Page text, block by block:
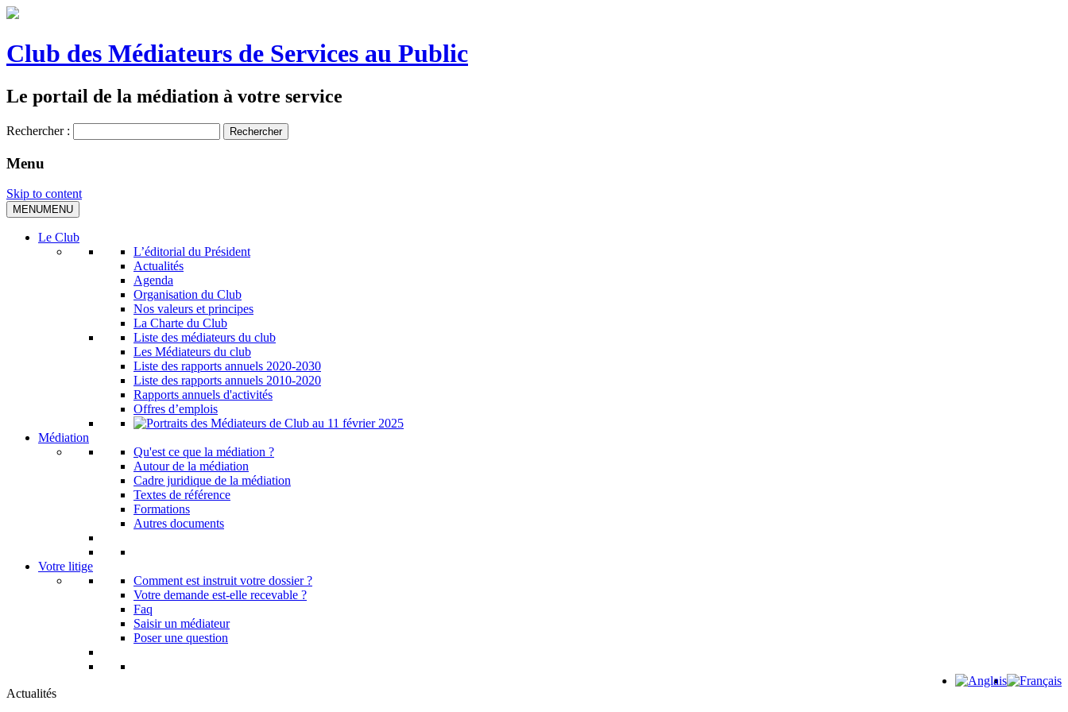
Club des Médiateurs de Services au Public
Le portail de la médiation à votre service
Rechercher :
Menu
Skip to content
MENUMENU
Le Club
L’éditorial du Président
Actualités
Agenda
Organisation du Club
Nos valeurs et principes
La Charte du Club
Liste des médiateurs du club
Les Médiateurs du club
Liste des rapports annuels 2020-2030
Liste des rapports annuels 2010-2020
Rapports annuels d'activités
Offres d’emplois
Médiation
Qu'est ce que la médiation ?
Autour de la médiation
Cadre juridique de la médiation
Textes de référence
Formations
Autres documents
Votre litige
Comment est instruit votre dossier ?
Votre demande est-elle recevable ?
Faq
Saisir un médiateur
Poser une question
Actualités